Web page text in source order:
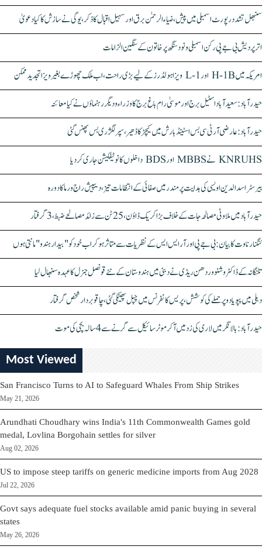
سنبھل تشدد رپورٹ اسمبلی میں پیش، ضیاء الرحمٰن برق اور سہیل اقبال کا ذکر، یوگی نے سازش کا کیا دعویٰ
اتر پردیش بی جے پی رکن اسمبلی ونود سنگھ پر خاتون کے سنگین الزامات
امریکہ میں H-1B اور L-1 ویزا ہولڈرز کے لیے بڑی راحت، اب ملک چھوڑے بغیر ویزا تجدید ممکن
حیدرآباد: سعیدآباد اسٹیل برج اور موسیٰ رام باغ برج کا وزراء و دیگر رہنماؤں نے کیا معائنہ
حیدرآباد: عارضی آر ٹی سی بس اسٹینڈ بارش میں کیچڑ کا ڈھیر، سپر لگژری بس پھنس گئی
KNRUHS نے MBBS اور BDS داخلوں کا نوٹیفکیشن جاری کر دیا
بیرسٹر اسدالدین اویسی کی ہدایت پر مندر میں صفائی کے انتظامات تیز، دیپیش راج ورما کا دورہ
حیدرآباد میں ملاوٹی مصالحہ جات کے خلاف بڑا کریک ڈاؤن، 25 ٹن سے زائد مصالحے ضبط، 3 گرفتار
کنگنا رناوت کا بیان: بی جے پی اور آر ایس ایس کے نظریات سے متاثر ہو کر اب خود کو "بیدار ہندو" مانتی ہوں
تلنگانہ کے ڈاکٹر وشنو وردھن ریڈی نے دبئی میں ہندوستان کے نئے قونصل جنرل کا عہدہ سنبھال لیا
دہلی میں پپو یادو پر حملے کی کوشش، پریس کانفرنس میں چپل پھینکی گئی، چاقو بردار شخص گرفتار
حیدرآباد: بالا نگر میں لاری کی زد میں آکر موٹرسائیکل سے گرنے سے 4 سالہ بچی کی موت
Most Viewed
San Francisco Turns to AI to Safeguard Whales From Ship Strikes
May 21, 2026
Arundhati Choudhary wins India's 11th Commonwealth Games gold
medal, Lovlina Borgohain settles for silver
Aug 02, 2026
US to impose steep tariffs on generic medicine imports from Aug 2028
Jul 22, 2026
Govt says adequate fuel stocks available amid panic buying in several
states
May 26, 2026